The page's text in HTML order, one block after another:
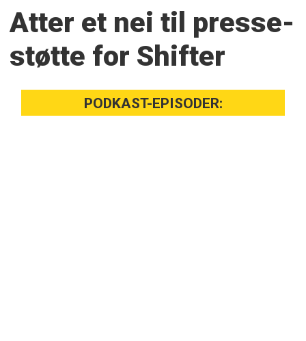
Atter et nei til presse­
støtte for Shifter
PODKAST-EPISODER: